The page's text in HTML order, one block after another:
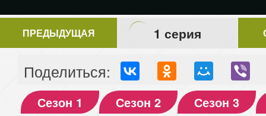
ПРЕДЫДУЩАЯ 1 серия
Поделиться:
Сезон 1 Сезон 2
Сезон 3